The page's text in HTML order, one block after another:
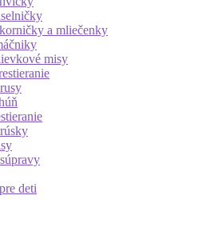
a mliečenky
misy
deti